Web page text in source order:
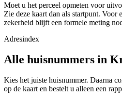
Moet u het perceel opmeten voor
Zie deze kaart dan als startpunt. Voor
zekerheid blijft een formele meting
Adresindex
Alle huisnummers in
Kies het juiste huisnummer. Daarna
op de kaart en bestelt u alleen een